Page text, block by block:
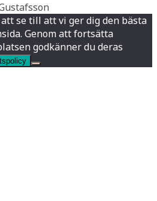
se till att vi ger dig den bästa
Genom att fortsätta
godkänner du deras